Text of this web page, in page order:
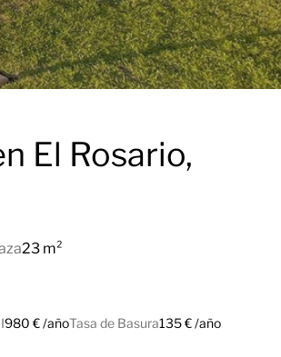
El Rosario,
23 m²
980 € /añoTasa de Basura135 € /año